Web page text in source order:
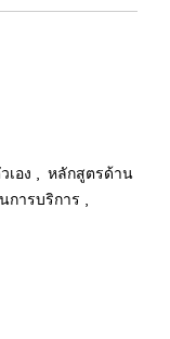
อง , หลักสูตรด้าน
การบริการ ,